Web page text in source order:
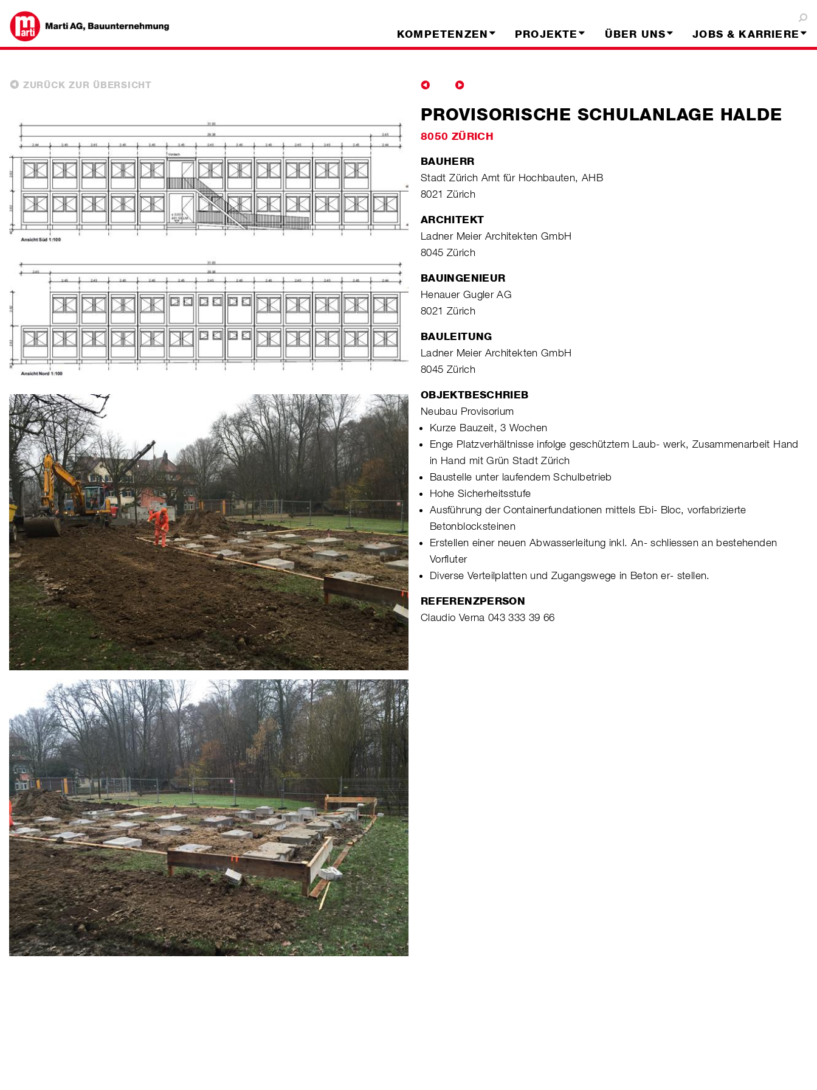
KOMPETENZEN PROJEKTE ÜBER UNS JOBS & KARRIERE
ZURÜCK ZUR ÜBERSICHT
PROVISORISCHE SCHULANLAGE HALDE
8050 ZÜRICH
BAUHERR
Stadt Zürich Amt für Hochbauten, AHB
8021 Zürich
ARCHITEKT
Ladner Meier Architekten GmbH
8045 Zürich
BAUINGENIEUR
Henauer Gugler AG
8021 Zürich
BAULEITUNG
Ladner Meier Architekten GmbH
8045 Zürich
OBJEKTBESCHRIEB
Neubau Provisorium
Kurze Bauzeit, 3 Wochen
Enge Platzverhältnisse infolge geschütztem Laub- werk, Zusammenarbeit Hand
in Hand mit Grün Stadt Zürich
Baustelle unter laufendem Schulbetrieb
Hohe Sicherheitsstufe
Ausführung der Containerfundationen mittels Ebi- Bloc, vorfabrizierte
Betonblocksteinen
Erstellen einer neuen Abwasserleitung inkl. An- schliessen an bestehenden
Vorfluter
Diverse Verteilplatten und Zugangswege in Beton er- stellen.
REFERENZPERSON
Claudio Verna 043 333 39 66